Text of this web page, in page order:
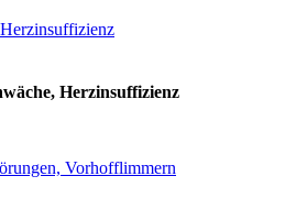
Herzinsuffizienz
Vorhofflimmern